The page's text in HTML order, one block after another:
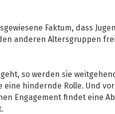
Faktum, dass
anderen Altersgruppen
so werden sie
eine hindernde Rolle. Und
Engagement findet eine